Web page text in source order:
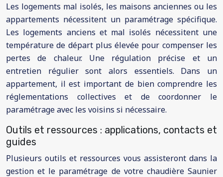
Les logements mal isolés, les maisons anciennes ou les
appartements nécessitent un paramétrage spécifique.
Les logements anciens et mal isolés nécessitent une
température de départ plus élevée pour compenser les
pertes de chaleur. Une régulation précise et un
entretien régulier sont alors essentiels. Dans un
appartement, il est important de bien comprendre les
réglementations collectives et de coordonner le
paramétrage avec les voisins si nécessaire.
Outils et ressources : applications, contacts et
guides
Plusieurs outils et ressources vous assisteront dans la
gestion et le paramétrage de votre chaudière Saunier